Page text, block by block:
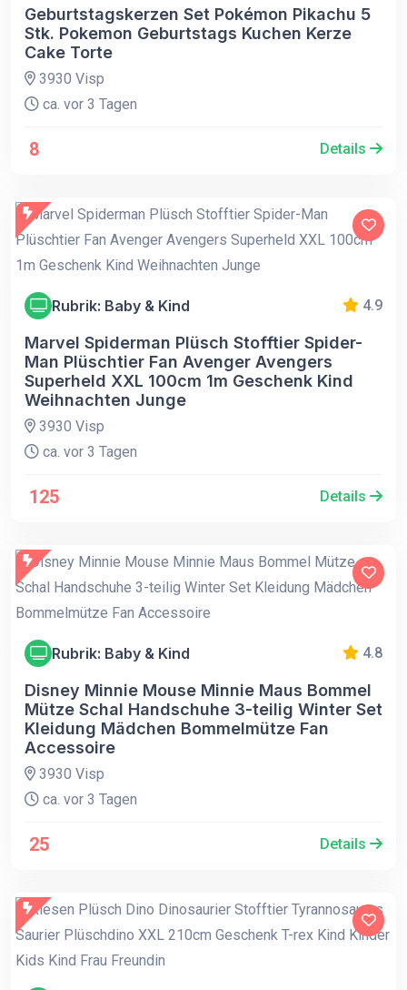
Geburtstagskerzen Set Pokémon Pikachu 5
Stk. Pokemon Geburtstags Kuchen Kerze
Cake Torte
3930 Visp
ca. vor 3 Tagen
8 Details
Rubrik: Baby & Kind 4.9
Marvel Spiderman Plüsch Stofftier Spider-
Man Plüschtier Fan Avenger Avengers
Superheld XXL 100cm 1m Geschenk Kind
Weihnachten Junge
3930 Visp
ca. vor 3 Tagen
125 Details
Rubrik: Baby & Kind 4.8
Disney Minnie Mouse Minnie Maus Bommel
Mütze Schal Handschuhe 3-teilig Winter Set
Kleidung Mädchen Bommelmütze Fan
Accessoire
3930 Visp
ca. vor 3 Tagen
25 Details